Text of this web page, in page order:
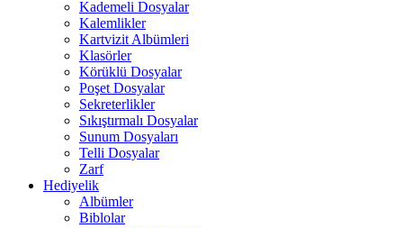
Kademeli Dosyalar
Kalemlikler
Kartvizit Albümleri
Klasörler
Körüklü Dosyalar
Poşet Dosyalar
Sekreterlikler
Sıkıştırmalı Dosyalar
Sunum Dosyaları
Telli Dosyalar
Zarf
Hediyelik
Albümler
Biblolar